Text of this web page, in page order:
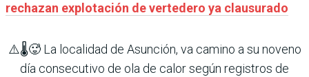
rechazan explotación de vertedero ya clausurado
⚠️🌡️🥵 La localidad de Asunción, va camino a su noveno
día consecutivo de ola de calor según registros de